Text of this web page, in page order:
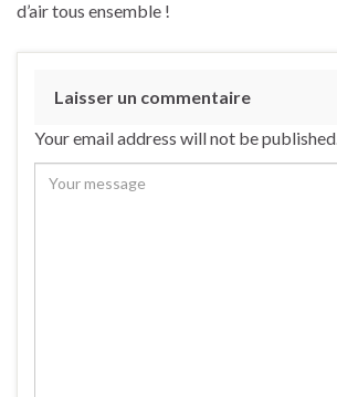
d’air tous ensemble !
Laisser un commentaire
Your email address will not be published.